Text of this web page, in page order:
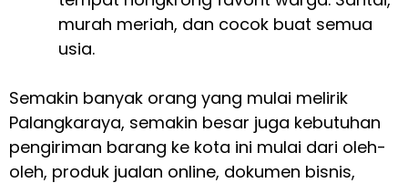
murah meriah, dan cocok buat semua
usia.
Semakin banyak orang yang mulai melirik
Palangkaraya, semakin besar juga kebutuhan
pengiriman barang ke kota ini mulai dari oleh-
oleh, produk jualan online, dokumen bisnis,